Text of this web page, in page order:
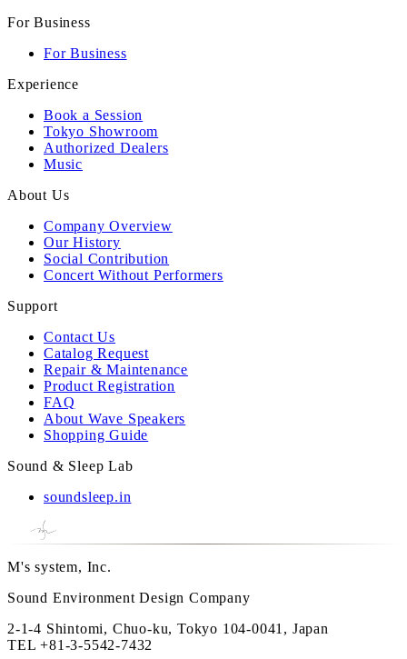
For Business
For Business
Experience
Book a Session
Tokyo Showroom
Authorized Dealers
Music
About Us
Company Overview
Our History
Social Contribution
Concert Without Performers
Support
Contact Us
Catalog Request
Repair & Maintenance
Product Registration
FAQ
About Wave Speakers
Shopping Guide
Sound & Sleep Lab
soundsleep.in
M's system, Inc.
Sound Environment Design Company
2-1-4 Shintomi, Chuo-ku, Tokyo 104-0041, Japan
TEL+81-3-5542-7432